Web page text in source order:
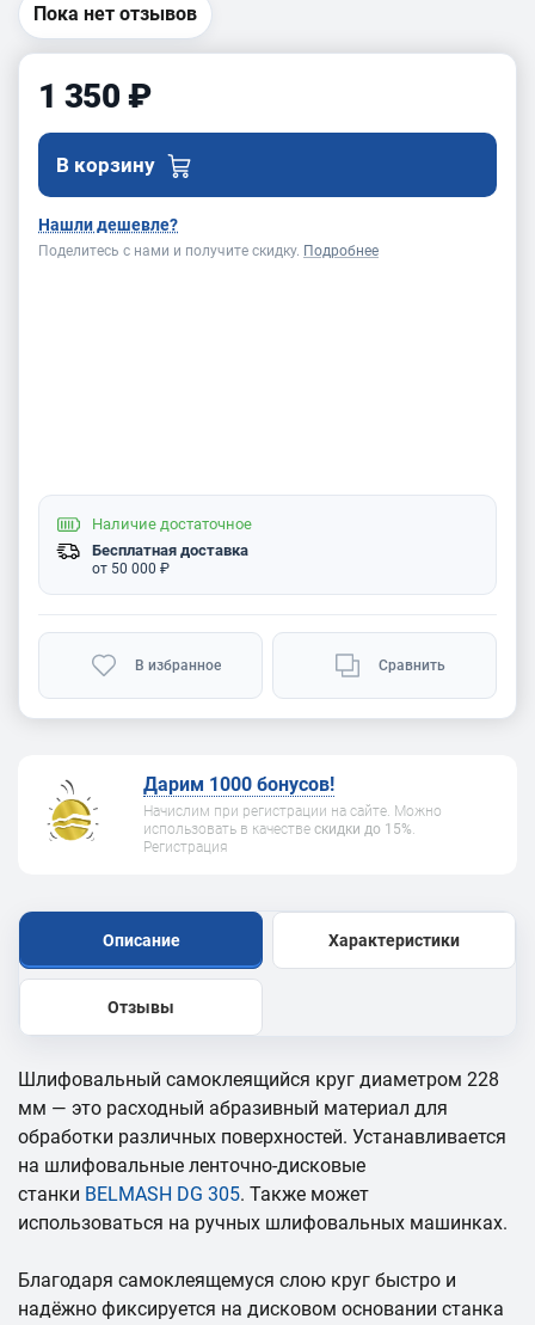
Пока нет отзывов
1 350 ₽
В корзину
Нашли дешевле?
Поделитесь с нами и получите скидку. Подробнее
Наличие достаточное
Бесплатная доставка
от 50 000 ₽
В избранное Сравнить
Дарим 1000 бонусов!
Начислим при регистрации на сайте. Можно
использовать в качестве скидки до 15%.
Регистрация
Описание Характеристики
Отзывы
Шлифовальный самоклеящийся круг диаметром 228
мм — это расходный абразивный материал для
обработки различных поверхностей. Устанавливается
на шлифовальные ленточно-дисковые
станки BELMASH DG 305. Также может
использоваться на ручных шлифовальных машинках.
Благодаря самоклеящемуся слою круг быстро и
надёжно фиксируется на дисковом основании станка